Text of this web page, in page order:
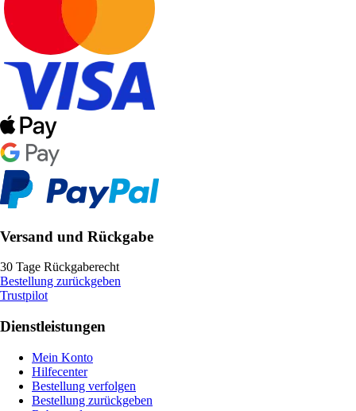
Versand und Rückgabe
30 Tage Rückgaberecht
Bestellung zurückgeben
Trustpilot
Dienstleistungen
Mein Konto
Hilfecenter
Bestellung verfolgen
Bestellung zurückgeben